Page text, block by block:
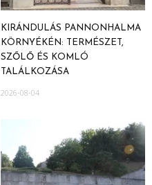
KIRÁNDULÁS PANNONHALMA
KÖRNYÉKÉN: TERMÉSZET,
SZŐLŐ ÉS KOMLÓ
TALÁLKOZÁSA
2026-08-04